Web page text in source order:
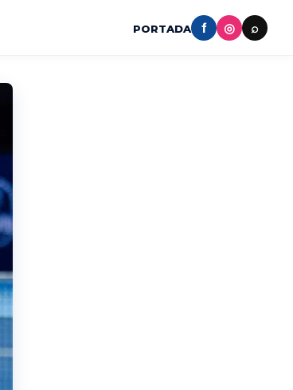
PORTADA f ◎ ⌕